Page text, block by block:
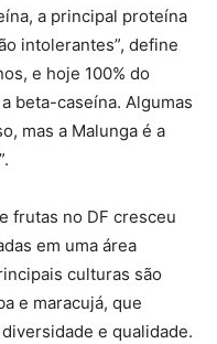
a principal proteína
intolerantes”, define
e hoje 100% do
beta-caseína. Algumas
mas a Malunga é a
frutas no DF cresceu
em uma área
culturas são
e maracujá, que
e qualidade.